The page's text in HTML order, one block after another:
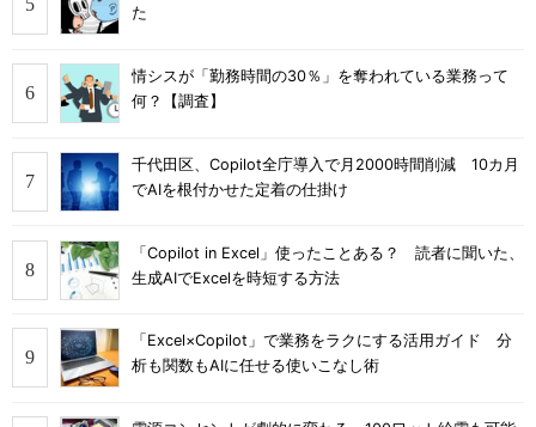
た
情シスが「勤務時間の30％」を奪われている業務って
何？【調査】
千代田区、Copilot全庁導入で月2000時間削減 10カ月
でAIを根付かせた定着の仕掛け
「Copilot in Excel」使ったことある？ 読者に聞いた、
生成AIでExcelを時短する方法
「Excel×Copilot」で業務をラクにする活用ガイド 分
析も関数もAIに任せる使いこなし術